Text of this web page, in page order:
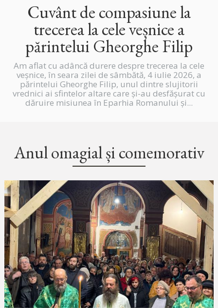
Cuvânt de compasiune la
trecerea la cele veșnice a
părintelui Gheorghe Filip
Am aflat cu adâncă durere despre trecerea la cele
veșnice, în seara zilei de sâmbătă, 4 iulie 2026, a
părintelui Gheorghe Filip, unul dintre slujitorii
vrednici ai sfintelor altare care și-au desfășurat cu
dăruire misiunea în Eparhia Romanului și...
Anul omagial și comemorativ